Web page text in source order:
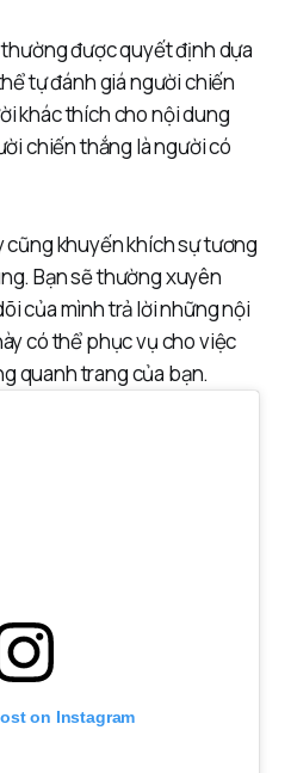
được quyết định dựa
tự đánh giá người chiến
khác thích cho nội dung
chiến thắng là người có
cũng khuyến khích sự tương
Bạn sẽ thường xuyên
của mình trả lời những nội
có thể phục vụ cho việc
quanh trang của bạn.
on Instagram